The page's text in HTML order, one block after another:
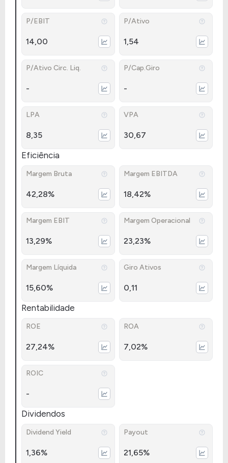
P/EBIT
14,00
P/Ativo
1,54
P/Ativo Circ. Liq.
-
P/Cap.Giro
-
LPA
8,35
VPA
30,67
Eficiência
Margem Bruta
42,28%
Margem EBITDA
18,42%
Margem EBIT
13,29%
Margem Operacional
23,23%
Margem Líquida
15,60%
Giro Ativos
0,11
Rentabilidade
ROE
27,24%
ROA
7,02%
ROIC
-
Dividendos
Dividend Yield
1,36%
Payout
21,65%